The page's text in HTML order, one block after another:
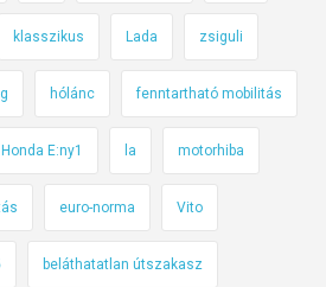
klasszikus Lada zsiguli
hólánc fenntartható mobilitás
Honda E:ny1 la motorhiba
euro-norma Vito
beláthatatlan útszakasz